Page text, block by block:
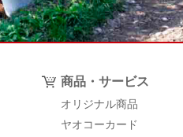
商品・サービス
オリジナル商品
ヤオコーカード